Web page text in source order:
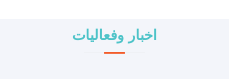
اخبار وفعاليات